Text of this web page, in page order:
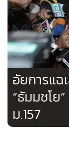
พ.ต.อ.จิณวัตร กล่
ว่า ไม่ได้อัปโหลด
ซึ่งน้องก็ไม่ได้ติดใ
กล่าวได้มีการเผ
ในเหตุการณ์ตร
สืบสวนเป็นผู้พิจา
อัยการแฉ
“ธัมมชโย
ม.157